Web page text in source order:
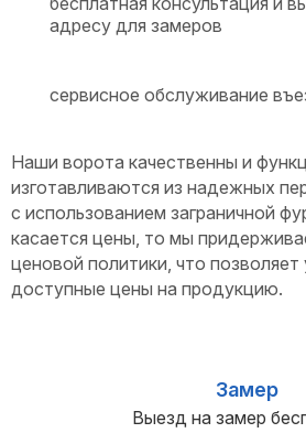
адресу для замеров
сервисное обслуживание
Наши ворота качественны и
изготавливаются из надежных
с использованием заграничной
касается цены, то мы
ценовой политики, что позволяет
доступные цены на продукцию.
Замер
Выезд на замер